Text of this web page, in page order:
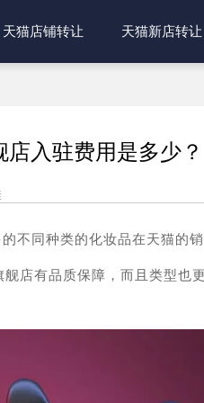
天猫店铺转让 天猫新店转让
入驻费用是多少？
不同种类的化妆品在天猫的
店有品质保障，而且类型也